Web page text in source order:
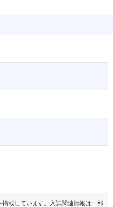
載しています。入試関連情報は一部